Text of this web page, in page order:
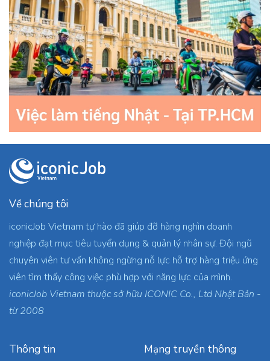
Về chúng tôi
iconicJob Vietnam tự hào đã giúp đỡ hàng nghìn doanh
nghiệp đạt mục tiêu tuyển dụng & quản lý nhân sự. Đội ngũ
chuyên viên tư vấn không ngừng nỗ lực hỗ trợ hàng triệu ứng
viên tìm thấy công việc phù hợp với năng lực của mình.
iconicJob Vietnam thuộc sở hữu ICONIC Co., Ltd Nhật Bản -
từ 2008
Thông tin Mạng truyền thông